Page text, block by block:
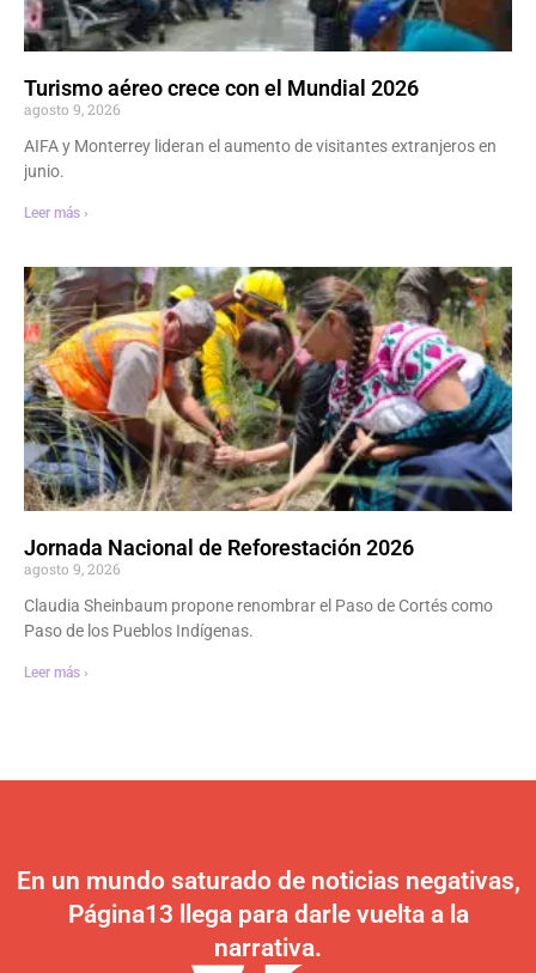
Turismo aéreo crece con el Mundial 2026
agosto 9, 2026
AIFA y Monterrey lideran el aumento de visitantes extranjeros en
junio.
Leer más ›
Jornada Nacional de Reforestación 2026
agosto 9, 2026
Claudia Sheinbaum propone renombrar el Paso de Cortés como
Paso de los Pueblos Indígenas.
Leer más ›
En un mundo saturado de noticias negativas,
Página13 llega para darle vuelta a la
narrativa.